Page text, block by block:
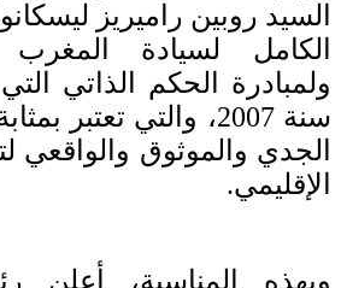
السيد روبين راميريز
الكامل لسيادة
ولمبادرة الحكم الذاتي
سنة 2007، والتي تعتبر
الجدي والموثوق والواقعي
الإقليمي.
وبهذه المناسبة، أعلن